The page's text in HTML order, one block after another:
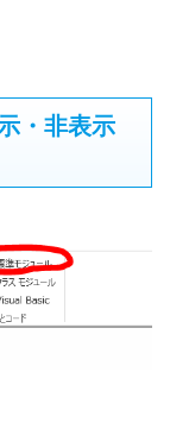
・非表示